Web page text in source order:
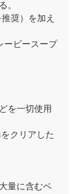
。
奨）を加え
ービースープ
を一切使用
クリアした
量に含むベ